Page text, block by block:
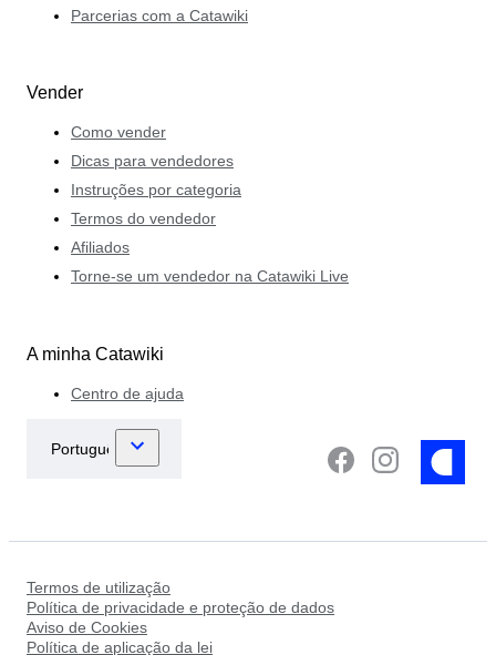
Parcerias com a Catawiki
Vender
Como vender
Dicas para vendedores
Instruções por categoria
Termos do vendedor
Afiliados
Torne-se um vendedor na Catawiki Live
A minha Catawiki
Centro de ajuda
Termos de utilização
Política de privacidade e proteção de dados
Aviso de Cookies
Política de aplicação da lei